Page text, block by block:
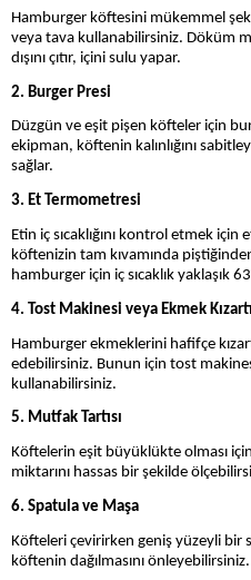
Hamburger köftesini mükemmel
veya tava kullanabilirsiniz. Döküm
dışını çıtır, içini sulu yapar.
2. Burger Presi
Düzgün ve eşit pişen köfteler için
ekipman, köftenin kalınlığını
sağlar.
3. Et Termometresi
Etin iç sıcaklığını kontrol etmek
köftenizin tam kıvamında
hamburger için iç sıcaklık yaklaşık
4. Tost Makinesi veya Ekmek
Hamburger ekmeklerini hafifçe
edebilirsiniz. Bunun için tost
kullanabilirsiniz.
5. Mutfak Tartısı
Köftelerin eşit büyüklükte olması
miktarını hassas bir şekilde
6. Spatula ve Maşa
Köfteleri çevirirken geniş yüzeyli bir
köftenin dağılmasını önleyebilirsiniz.